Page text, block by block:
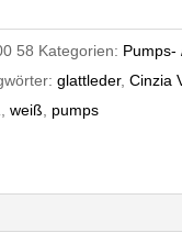
58 Kategorien: Pumps-
glattleder,Cinzia
,weiß pumps